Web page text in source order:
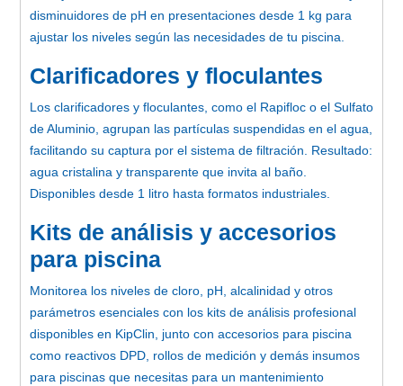
disminuidores de pH en presentaciones desde 1 kg para
ajustar los niveles según las necesidades de tu piscina.
Clarificadores y floculantes
Los clarificadores y floculantes, como el Rapifloc o el Sulfato
de Aluminio, agrupan las partículas suspendidas en el agua,
facilitando su captura por el sistema de filtración. Resultado:
agua cristalina y transparente que invita al baño.
Disponibles desde 1 litro hasta formatos industriales.
Kits de análisis y accesorios
para piscina
Monitorea los niveles de cloro, pH, alcalinidad y otros
parámetros esenciales con los kits de análisis profesional
disponibles en KipClin, junto con accesorios para piscina
como reactivos DPD, rollos de medición y demás insumos
para piscinas que necesitas para un mantenimiento